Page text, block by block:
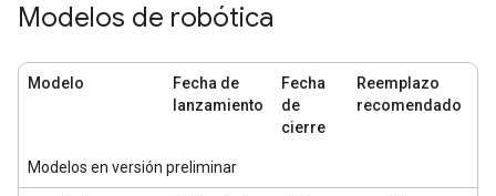
Modelos de robótica
Modelo
Fecha de
lanzamiento
Fecha
de
cierre
Reemplazo
recomendado
Modelos en versión preliminar